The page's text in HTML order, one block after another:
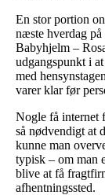
En stor portion
næste hverdag på
Babyhjelm –
udgangspunkt i
med
varer klar før
Nogle få internet
så nødvendigt at
kunne man
typisk – om man
blive at få
afhentningssted.